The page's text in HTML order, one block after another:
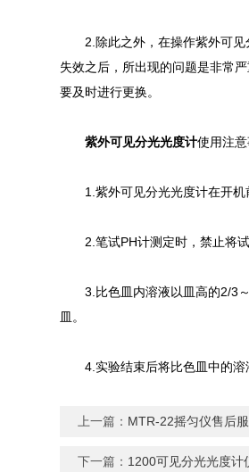
2.除此之外，在操作紫外可见分
失效之后，所出现的问题是非常
要及时进行更换。
紫外可见分光光度计使用注
1.紫外可见分光光度计在开机
2.笔试PH计测定时，禁止将试
3.比色皿内溶液以皿高的2/3～
皿。
4.实验结束后将比色皿中的溶
上一篇： MTR-22摇匀仪售后
下一篇： 1200可见分光光度计